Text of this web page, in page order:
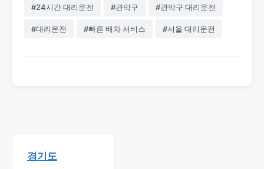
#24시간 대리운전 #관악구 #관악구 대리운전
#대리운전 #빠른 배차 서비스 #서울 대리운전
경기도